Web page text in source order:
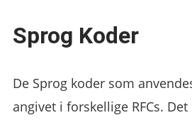
Sprog Koder
De Sprog koder som
angivet i forskellige RFCs.